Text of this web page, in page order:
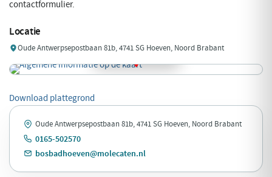
contactformulier.
Locatie
Oude Antwerpsepostbaan 81b, 4741 SG Hoeven, Noord Brabant
Download plattegrond
Oude Antwerpsepostbaan 81b, 4741 SG Hoeven, Noord Brabant
0165-502570
bosbadhoeven@molecaten.nl